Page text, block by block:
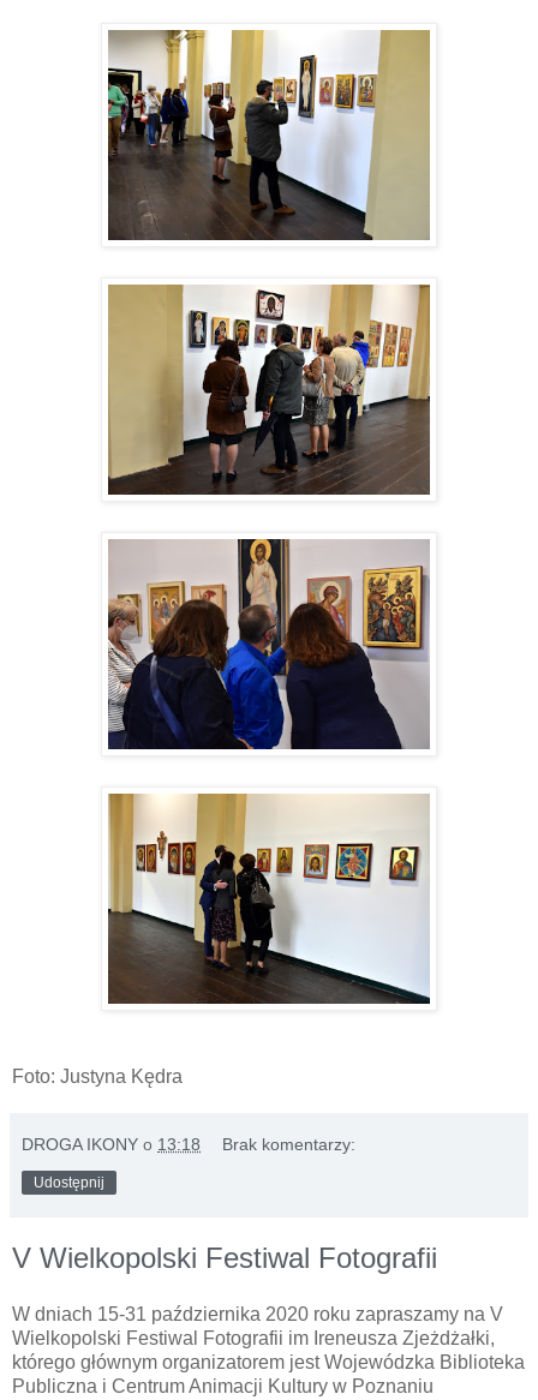
Foto: Justyna Kędra
DROGA IKONY o 13:18 Brak komentarzy:
Udostępnij
V Wielkopolski Festiwal Fotografii
W dniach 15-31 października 2020 roku zapraszamy na V
Wielkopolski Festiwal Fotografii im Ireneusza Zjeżdżałki,
którego głównym organizatorem jest Wojewódzka Biblioteka
Publiczna i Centrum Animacji Kultury w Poznaniu